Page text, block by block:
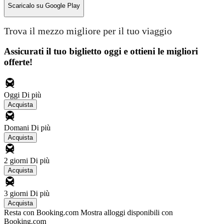
Scaricalo su Google Play
Trova il mezzo migliore per il tuo viaggio
Assicurati il ​​tuo biglietto oggi e ottieni le migliori
offerte!
Oggi Di più
Acquista
Domani Di più
Acquista
2 giorni Di più
Acquista
3 giorni Di più
Acquista
Resta con Booking.com Mostra alloggi disponibili con
Booking.com